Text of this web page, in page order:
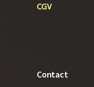
CGV
Contact